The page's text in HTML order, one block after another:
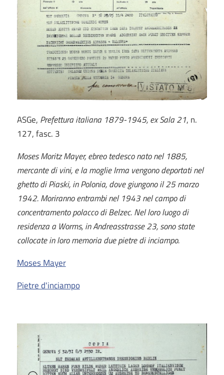
ASGe, Prefettura italiana 1879-1945, ex Sala 21, n.
127, fasc. 3
Moses Moritz Mayer, ebreo tedesco nato nel 1885,
mercante di vini, e la moglie Irma vengono deportati nel
ghetto di Piaski, in Polonia, dove giungono il 25 marzo
1942. Moriranno entrambi nel 1943 nel campo di
concentramento polacco di Belzec. Nel loro luogo di
residenza a Worms, in Andreasstrasse 23, sono state
collocate in loro memoria due pietre di inciampo.
Moses Mayer
Pietre d'inciampo